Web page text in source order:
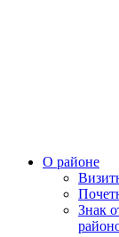
О районе
Знак